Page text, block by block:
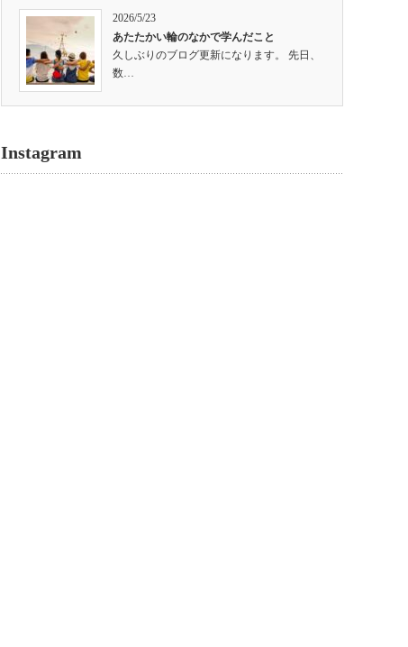
2026/5/23
あたたかい輪のなかで学んだこと
久しぶりのブログ更新になります。 先日、
数…
Instagram